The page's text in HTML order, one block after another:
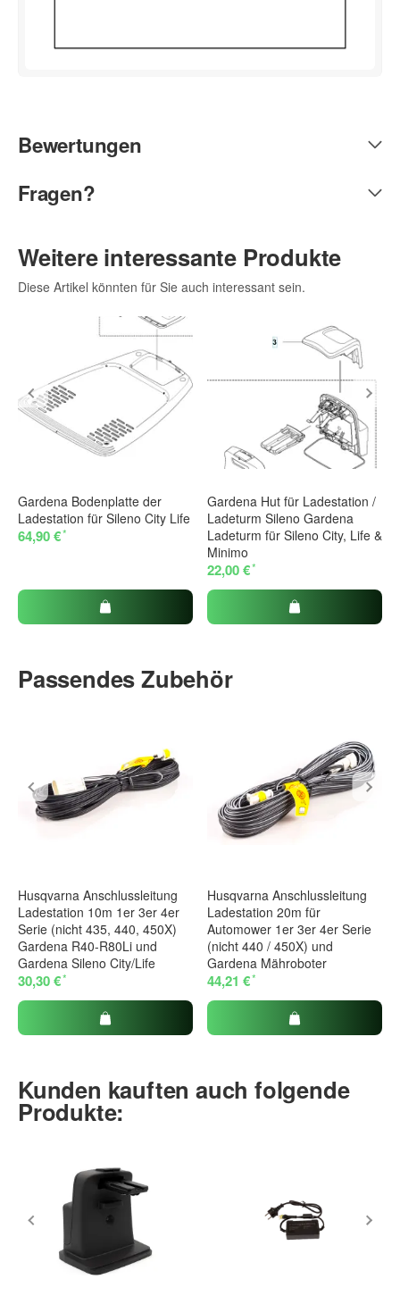
Bewertungen
Fragen?
Weitere interessante Produkte
Diese Artikel könnten für Sie auch interessant sein.
Gardena Bodenplatte der
Ladestation für Sileno City Life
64,90 €*
Gardena Hut für Ladestation /
Ladeturm Sileno Gardena
Ladeturm für Sileno City, Life &
Minimo
22,00 €*
Passendes Zubehör
Husqvarna Anschlussleitung
Ladestation 10m 1er 3er 4er
Serie (nicht 435, 440, 450X)
Gardena R40-R80Li und
Gardena Sileno City/Life
30,30 €*
Husqvarna Anschlussleitung
Ladestation 20m für
Automower 1er 3er 4er Serie
(nicht 440 / 450X) und
Gardena Mähroboter
44,21 €*
Kunden kauften auch folgende
Produkte: